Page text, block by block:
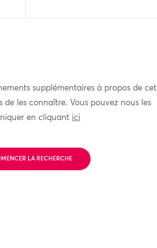
supplémentaires à propos de cet
de les connaître. Vous pouvez nous les
en cliquant ici
LA RECHERCHE